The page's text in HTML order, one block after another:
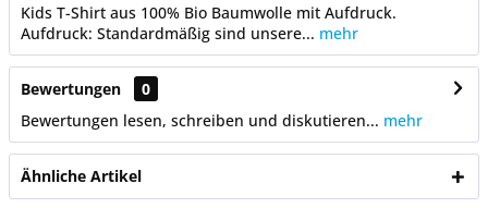
Kids T-Shirt aus 100% Bio Baumwolle mit Aufdruck.
Aufdruck: Standardmäßig sind unsere... mehr
Bewertungen
0
Bewertungen lesen, schreiben und diskutieren... mehr
Ähnliche Artikel